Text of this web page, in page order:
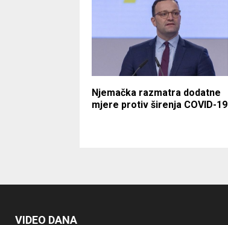
Njemačka razmatra dodatne
mjere protiv širenja COVID-19
VIDEO DANA